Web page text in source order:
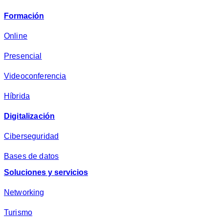
c
d
a
*
Formación
Online
Presencial
Videoconferencia
Híbrida
Digitalización
Ciberseguridad
Bases de datos
Soluciones y servicios
Networking
Turismo